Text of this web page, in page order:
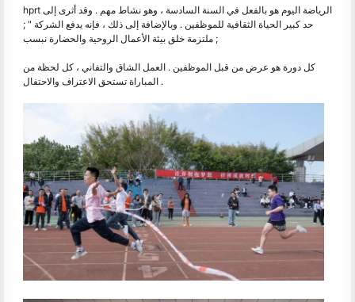
hprt الرياضة اليوم هو بالفعل في السنة السادسة ، وهو نشاط مهم . وقد أثرى إلى
حد كبير الحياة الثقافية للموظفين . وبالإضافة إلى ذلك ، فإنه يدفع الشركة " ;
ملتزمة خلق بيئة الأعمال الروحية والحضارة نبسب ;
كل دورة هو عرض من قبل الموظفين . العمل الشاق والتفاني ، كل لحظة من
المباراة تستحق الاعتراف والاحتفال .